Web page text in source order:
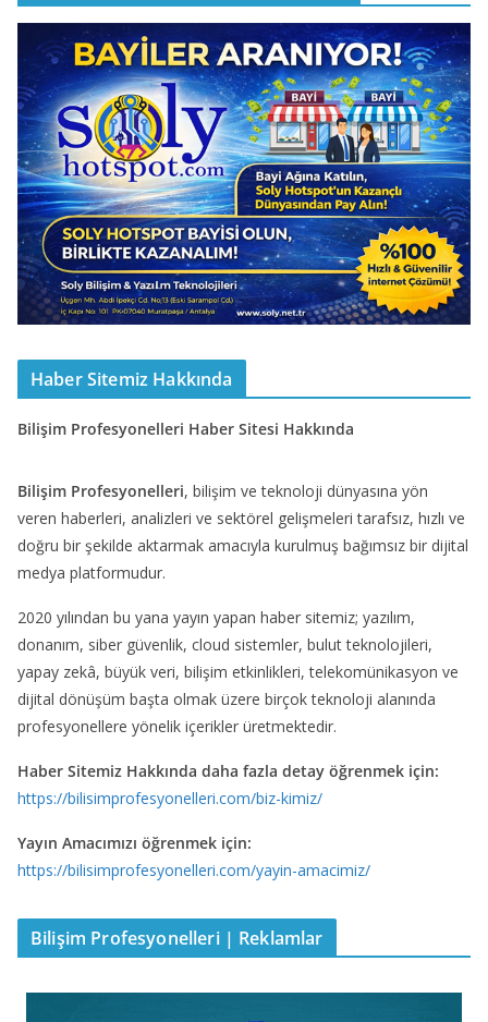
Haber Sitemiz Hakkında
Bilişim Profesyonelleri Haber Sitesi Hakkında
Bilişim Profesyonelleri, bilişim ve teknoloji dünyasına yön
veren haberleri, analizleri ve sektörel gelişmeleri tarafsız, hızlı ve
doğru bir şekilde aktarmak amacıyla kurulmuş bağımsız bir dijital
medya platformudur.
2020 yılından bu yana yayın yapan haber sitemiz; yazılım,
donanım, siber güvenlik, cloud sistemler, bulut teknolojileri,
yapay zekâ, büyük veri, bilişim etkinlikleri, telekomünikasyon ve
dijital dönüşüm başta olmak üzere birçok teknoloji alanında
profesyonellere yönelik içerikler üretmektedir.
Haber Sitemiz Hakkında daha fazla detay öğrenmek için:
https://bilisimprofesyonelleri.com/biz-kimiz/
Yayın Amacımızı öğrenmek için:
https://bilisimprofesyonelleri.com/yayin-amacimiz/
Bilişim Profesyonelleri | Reklamlar